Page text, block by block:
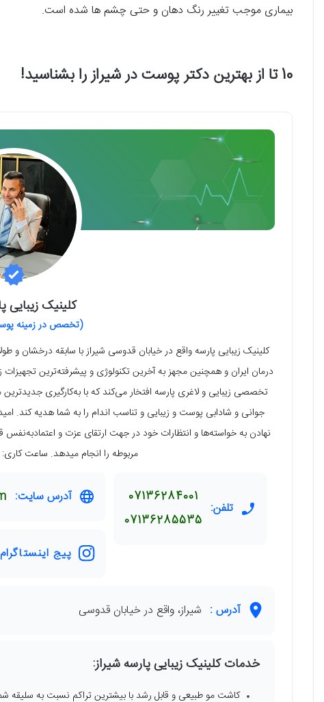
بیماری موجب تغییر رنگ دهان و حتی چشم ها شده است.
10 تا از بهترین دکتر پوست در شیراز را بشناسید!
کلینیک زیبایی
(تخصص در زمینه
کلینیک زیبایی پارسه واقع در خیابان قدوسی شیراز با سابقه درخشان و
درمان ایران و همچنین مجهز به آخرین تکنولوژی و پیشرفته‌ترین
تخصصی زیبایی و لاغری پارسه افتخار می‌کند که با به‌کارگیری
جوانی و شادابی پوست و زیبایی و تناسب اندام را به شما هدیه کند.
نهادن به خواسته‌ها و انتظارات خود در جهت ارتقای عزت و
مربوطه را انجام میدهد. ساعت کاری: شنبه تا
تلفن:
07136284001
07136285535
آدرس سایت:
پیج
آدرس : شیراز، واقع در خیابان قدوسی
خدمات کلینیک زیبایی پارسه شیراز:
کاشت مو طبیعی و قابل رشد با بیشترین تراکم نسبت به سلیقه